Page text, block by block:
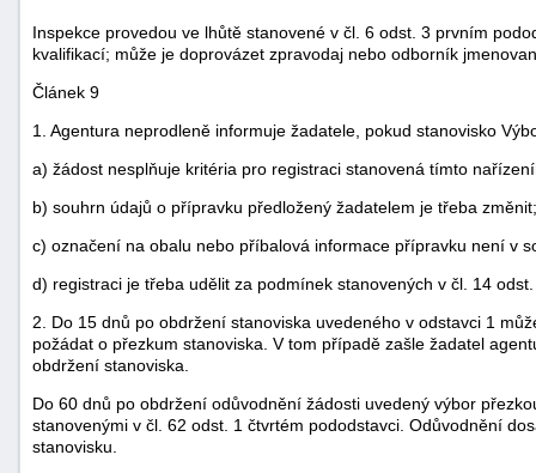
Inspekce provedou ve lhůtě stanovené v čl. 6 odst. 3 prvním
kvalifikací; může je doprovázet zpravodaj nebo odborník
Článek 9
1. Agentura neprodleně informuje žadatele, pokud stanovisko
a) žádost nesplňuje kritéria pro registraci stanovená tímto
b) souhrn údajů o přípravku předložený žadatelem je třeba změnit;
c) označení na obalu nebo příbalová informace přípravku není v
d) registraci je třeba udělit za podmínek stanovených v čl. 14
2. Do 15 dnů po obdržení stanoviska uvedeného v odstavci 1
požádat o přezkum stanoviska. V tom případě zašle žadatel
obdržení stanoviska.
Do 60 dnů po obdržení odůvodnění žádosti uvedený výbor
stanovenými v čl. 62 odst. 1 čtvrtém pododstavci. Odůvodnění
stanovisku.